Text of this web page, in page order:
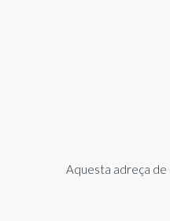
Aquesta adreça de